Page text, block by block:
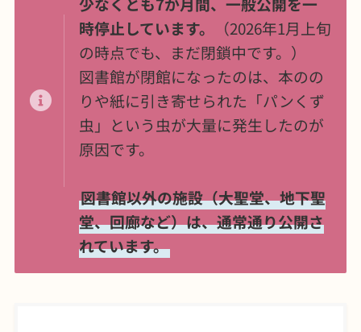
時停止しています。
（2026年1月上旬
の時点でも、まだ閉鎖中です。）
図書館が閉館になったのは、本のの
りや紙に引き寄せられた「パンくず
虫」という虫が大量に発生したのが
原因です。
図書館以外の施設（大聖堂、地下聖
堂、回廊など）は、通常通り公開さ
れています。